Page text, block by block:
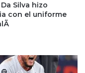
Silva hizo
con el uniforme